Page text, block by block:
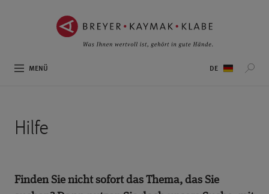
MENÜ
Hilfe
Finden Sie nicht sofort das Thema, das Sie